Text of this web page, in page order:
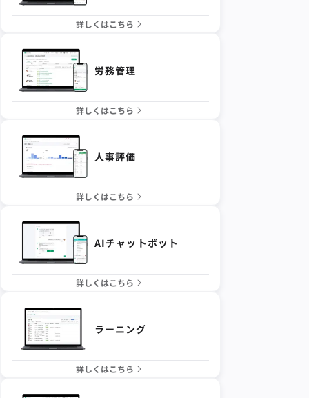
詳しくはこちら
労務管理
詳しくはこちら
人事評価
詳しくはこちら
AIチャットボット
詳しくはこちら
ラーニング
詳しくはこちら